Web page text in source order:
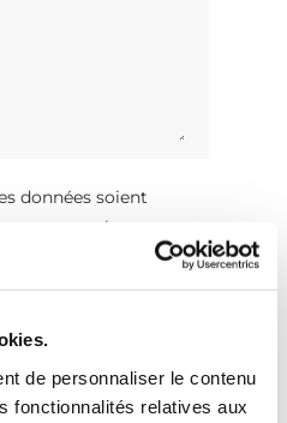
de personnaliser le contenu
fonctionnalités relatives aux
données soient
pour le
s'effectue
sur la Protection des
. *